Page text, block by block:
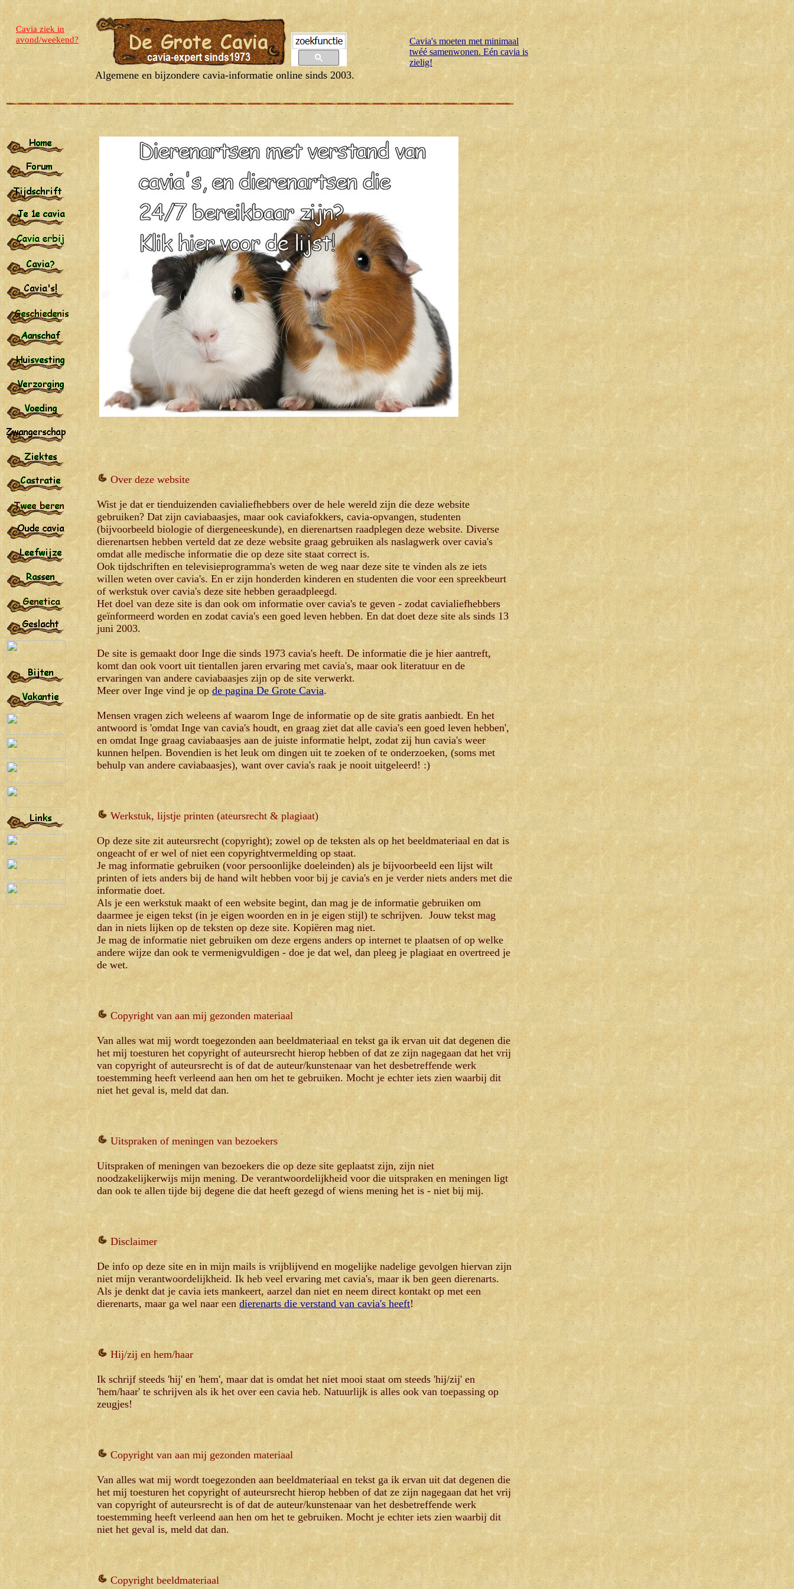
Cavia ziek in
avond/weekend?
Cavia's moeten met minimaal
twéé samenwonen. Eén cavia is
zielig!
Algemeneen bijzondere cavia-informatie online sinds 2003.
Over deze website
Wist je dat er tienduizenden cavialiefhebbers over de hele wereld zijn die deze website
gebruiken? Dat zijn caviabaasjes, maar ook caviafokkers, cavia-opvangen, studenten
(bijvoorbeeld biologie of diergeneeskunde), en dierenartsen raadplegen deze website. Diverse
dierenartsen hebben verteld dat ze deze website graag gebruiken als naslagwerk over cavia's
omdat alle medische informatie die op deze site staat correct is.
Ook tijdschriften en televisieprogramma's weten de weg naar deze site te vinden als ze iets
willen weten over cavia's. En er zijn honderden kinderen en studenten die voor een spreekbeurt
of werkstuk over cavia's deze site hebben geraadpleegd.
Het doel van deze site is dan ook om informatie over cavia's te geven - zodat cavialiefhebbers
geïnformeerd worden en zodat cavia's een goed leven hebben. En dat doet deze site als sinds13
juni 2003.
De site is gemaakt door Inge die sinds 1973 cavia's heeft. De informatie die je hier aantreft,
komt dan ook voort uit tientallen jaren ervaring met cavia's, maar ook literatuur en de
ervaringen van andere caviabaasjes zijn op de site verwerkt.
Meer over Inge vind je opde pagina De Grote Cavia.
Mensen vragen zich weleens af waarom Inge de informatie op de site gratis aanbiedt. En het
antwoord is 'omdat Inge van cavia's houdt, en graag ziet dat alle cavia's een goed leven hebben',
en omdat Inge graag caviabaasjes aan de juiste informatie helpt, zodat zij hun cavia's weer
kunnen helpen. Bovendien is het leuk om dingen uit te zoeken of te onderzoeken, (soms met
behulp van andere caviabaasjes), want over cavia's raak je nooit uitgeleerd! :)
Werkstuk, lijstje printen (ateursrecht & plagiaat)
Op deze site zit auteursrecht (copyright); zowel op de teksten als op het beeldmateriaal en dat is
ongeacht of er wel of niet een copyrightvermelding op staat.
Je mag informatie gebruiken (voor persoonlijke doeleinden) als je bijvoorbeeld een lijst wilt
printen of iets anders bij de hand wilt hebben voor bij je cavia's en je verder niets anders met die
informatie doet.
Als je een werkstuk maakt of een website begint, dan mag je de informatie gebruiken om
daarmee je eigen tekst (in je eigen woorden en in je eigen stijl) te schrijven. Jouw tekst mag
dan in niets lijken op de teksten op deze site. Kopiëren mag niet.
Je mag de informatie niet gebruiken om deze ergens anders op internet te plaatsen of op welke
andere wijze dan ook te vermenigvuldigen - doe je dat wel, dan pleeg je plagiaat en overtreed je
de wet.
Copyright van aan mij gezonden materiaal
Van alles wat mij wordt toegezonden aan beeldmateriaal en tekst ga ik ervan uit dat degenen die
het mij toesturen het copyright of auteursrecht hierop hebben of dat ze zijn nagegaan dat het vrij
van copyright of auteursrecht is of dat de auteur/kunstenaar van het desbetreffende werk
toestemming heeft verleend aan hen om het te gebruiken. Mocht je echter iets zien waarbij dit
niet het geval is, meld dat dan.
Uitspraken of meningen van bezoekers
Uitspraken of meningen van bezoekers die op deze site geplaatst zijn, zijn niet
noodzakelijkerwijs mijn mening. De verantwoordelijkheid voor die uitspraken en meningen ligt
dan ook te allen tijde bij degene die dat heeft gezegd of wiens mening het is - niet bij mij.
Disclaimer
De info op deze site en in mijn mails is vrijblijvend en mogelijke nadelige gevolgen hiervan zijn
niet mijn verantwoordelijkheid. Ik heb veel ervaring met cavia's, maar ik ben geen dierenarts.
Als je denkt dat je cavia iets mankeert, aarzel dan niet en neem direct kontakt op met een
dierenarts, maar ga wel naar eendierenarts die verstand van cavia's heeft!
Hij/zij en hem/haar
Ik schrijf steeds 'hij' en 'hem', maar dat is omdat het niet mooi staat om steeds 'hij/zij' en
'hem/haar' te schrijven als ik het over een cavia heb. Natuurlijk is alles ook van toepassing op
zeugjes!
Copyright van aan mij gezonden materiaal
Van alles wat mij wordt toegezonden aan beeldmateriaal en tekst ga ik ervan uit dat degenen die
het mij toesturen het copyright of auteursrecht hierop hebben of dat ze zijn nagegaan dat het vrij
van copyright of auteursrecht is of dat de auteur/kunstenaar van het desbetreffende werk
toestemming heeft verleend aan hen om het te gebruiken. Mocht je echter iets zien waarbij dit
niet het geval is, meld dat dan.
Copyright beeldmateriaal